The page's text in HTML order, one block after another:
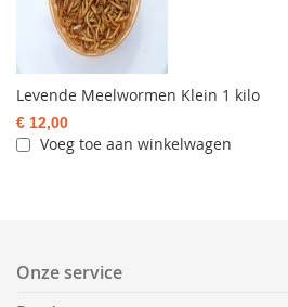
Levende Meelwormen Klein 1 kilo
€ 12,00
Voeg toe aan winkelwagen
Onze service